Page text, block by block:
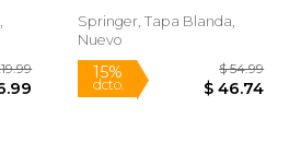
Springer, Tapa Blanda,
Nuevo